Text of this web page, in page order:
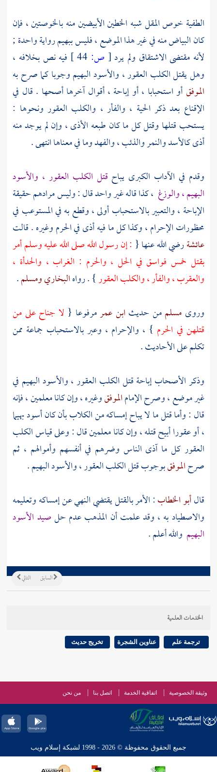
الطفية خوص المقل شبه الخطين الأبيضين منه بالخوصتين ، فإن
كان البياض منه في غير هذا الموضع ، فليس ببهيم رواية واحدة ;
لأنه مقتضى الاشتقاق ولم يرد[ ص:
فيه نص بخلافه ،
وهل يقتل الكلب العقور ، والأسود البهيم وجوبا كما صرح به
الموفقأو استحبابا ، أو إباحة ، أقوال آخرها أصحها . قال في
الإقناع بعد ذكر الحية ، والفأر ، والكلب العقور ونحوها :
يستحب قتلها وقتل كل ما كان طبعه الأذى ، وإن لم يوجد منه
أذى كالأسد والنمر والذئب ، والفهد وما في معناها انتهى .
وقدم في الآداب الكبرى يباح قتل الكلب العقور ، والأسود
البهيم ، والوزغ ، كذا قاله غير واحد قال : وليس مرادهم حقيقة
الإباحة ، والتعبير بالاستحباب أولى ، وقطع به في المستوعب في
محظورات الإحرام ، وكذا كل ما فيه أذى في الحرم وغيره . قالت
عائشةرضي الله عنها { : إن رسول الله صلى الله عليه وسلم أمر
بقتل خمس فواسق في الحل ، والحرم : الغراب ، والحدأة ،
والعقرب ، والفأر ، والكلب العقور} . رواهالبخاريومسلم.
وروى مسلممن حديث ابن عمرمرفوعا { لا جناح على من
قتلهن في الحرم } ، والإحرام ، وعبر بالاستحباب جماعة ممن
تكلم على الأحاديث .
وذكر الأصحاب إباحة قتل الكلب العقور ، والأسود البهيم في
غير موضع ، وصرح الإمامالموفقوغيره ، وإن كانا معلمين ، فإنه
قال : وأما قتل ما لا يباح إمساكه من الكلاب بأن كان أسود بهيما
، أو عقورا أبيح قتله ، وإن كانا معلمين قال : وعلى قياس الكلب
العقور كل ما آذى الناس وضرهم في أنفسهم وأموالهم ، ثم
صرحالموفقبوجوب قتل الكلب العقور ، والأسود البهيم .
قالأبو الخطاب: الأمر بالقتل يقتضي النهي عن إمساكه وتعليمه
والاصطياد به ، وقد علمت أن المذهب عدم حلصيد الأسود
البهيم والله أعلم .
التالي السابق
الخدمات العلمية
ترجمة علم عناوين الشجرة تخريج حديث
وثيقة الخصوصية اتفاقية الخدمة اتصل بنا من نحن
جميع الحقوق محفوظة © 2026 - 1998 لشبكة إسلام ويب